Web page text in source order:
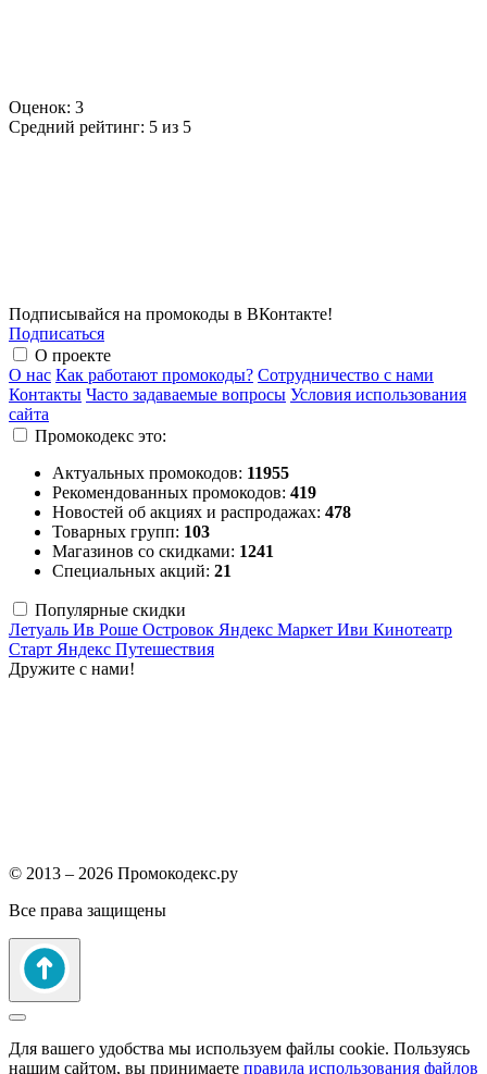
Оценок: 3
Средний рейтинг: 5 из 5
Подписывайся на промокоды в ВКонтакте!
Подписаться
О проекте
О нас Как работают промокоды? Сотрудничество с нами
Контакты Часто задаваемые вопросы Условия использования
сайта
Промокодекс это:
Актуальных промокодов: 11955
Рекомендованных промокодов: 419
Новостей об акциях и распродажах: 478
Товарных групп: 103
Магазинов со скидками: 1241
Специальных акций: 21
Популярные скидки
Летуаль Ив Роше Островок Яндекс Маркет Иви Кинотеатр
Старт Яндекс Путешествия
Дружите с нами!
© 2013 – 2026 Промокодекс.ру
Все права защищены
Для вашего удобства мы используем файлы cookie. Пользуясь
нашим сайтом, вы принимаете правила использования файлов